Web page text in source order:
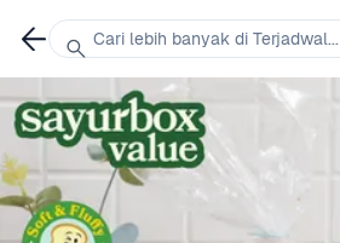
Cari lebih banyak di Terjadwal...